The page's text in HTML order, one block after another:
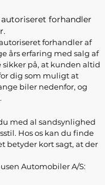
forhandler
forhandler af
års erfaring med salg af
sikker på, at kunden altid
dig som muligt at
biler nedenfor, og
med al sandsynlighed
Hos os kan du finde
betyder kort sagt, at der
Automobiler A/S: